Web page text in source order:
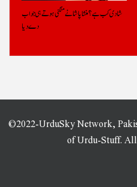
شادی کب ہے؟ منشا پاشا نے منگنی ہوتے ہی جواب
دے دیا
©2022-UrduSky Network,
of Urdu-Stuff.